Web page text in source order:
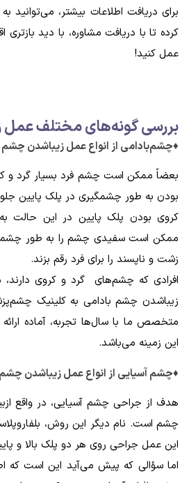
برای دریافت اطلاعات بیشتر، می‌توانید
کرده تا با دریافت مشاوره، با دید
عمل کنید!
بررسی گونه‌های مختلف عمل
♦چشم‌بادامی از انواع عمل زیباشدن چشم
بعضاً ممکن است چشم فرد بسیار گرد و
بودن به طور چشمگیری در پلک پایین
کروی بودن پلک پایین در این حالت
ممکن است سفیدی چشم را به طور
زشت و ناپسند را برای فرد رقم بزند.
افرادی که چشم‌های گرد و کروی
زیباشدن چشم ‌بادامی به کلینیک
متخصص ما با سال‌ها تجربه، آماده
این زمینه می‌باشد.
♦چشم آسیایی از انواع عمل زیباشدن چشم
هدف از جراحی چشم آسیایی، در واقع
چشم است. نام دیگر این روش،
این عمل جراحی روی هر دو پلک بالا و
اما سؤالی که پیش می‌آید این است که